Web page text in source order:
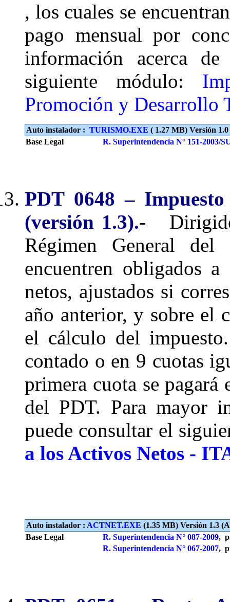
, los cuales se
pago mensual por
información acerca
siguiente módulo:
Promoción y Desarrollo
Auto instalador : TURISMO.EXE ( 1.27 MB) Versión
Base Legal
R. Superintendencia N° 151-2003/
PDT 0648 –
(versión 1.3).- Dirigido
Régimen General
encuentren obligados
netos, ajustados si
año anterior, y sobre el
el cálculo del
contado o en 9 cuotas
primera cuota se pagará
del PDT. Para mayor
puede consultar el
a los Activos Netos -
Auto instalador : ACTNET.EXE (1.35 MB) Versión 1.3
Base Legal
R. Superintendencia N° 087-2009,
R. Superintendencia N° 067-2007,